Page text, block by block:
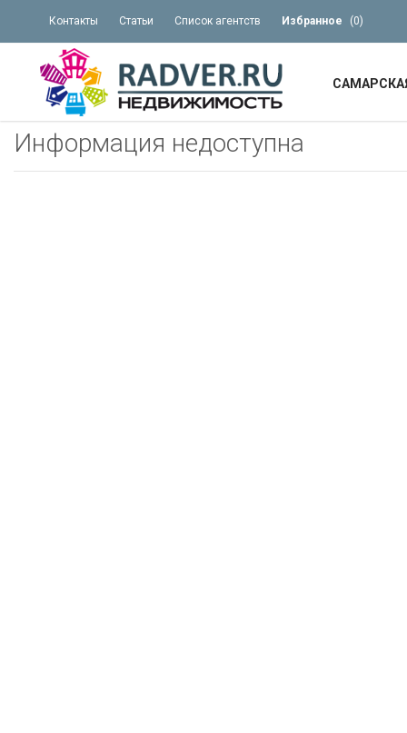
Контакты Статьи Список агентств Избранное (0)
Информация недоступна